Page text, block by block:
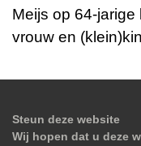
Meijs op 64-jarige
vrouw en
Steun deze website
Wij hopen dat u deze